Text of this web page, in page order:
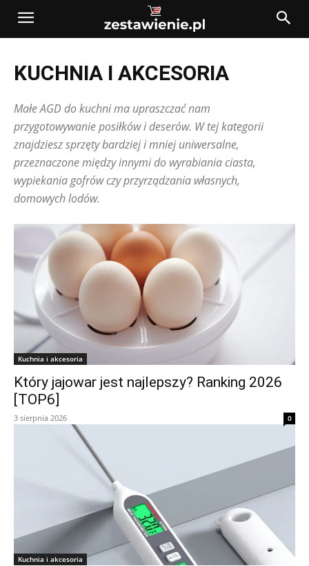
KUCHNIA I AKCESORIA
Małe AGD do kuchni ma upraszczać nam
przygotowywanie posiłków i deserów. W tej kategorii
znajdziesz sprzęty bardziej i mniej uniwersalne,
przeznaczone między innymi do wyrabiania ciasta,
wypiekania gofrów czy przyrządzania własnych,
domowych lodów.
Kuchnia i akcesoria
Który jajowar jest najlepszy? Ranking 2026
[TOP6]
3 sierpnia 2026 0
Kuchnia i akcesoria